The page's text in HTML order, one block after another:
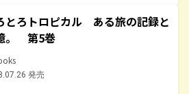
とろトロピカル ある旅の記録と
。 第5巻
発売